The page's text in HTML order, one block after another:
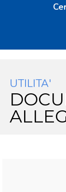
UTILITA'